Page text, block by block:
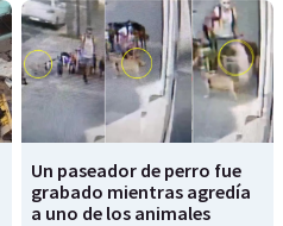
Un paseador de perro fue
grabado mientras agredía
a uno de los animales